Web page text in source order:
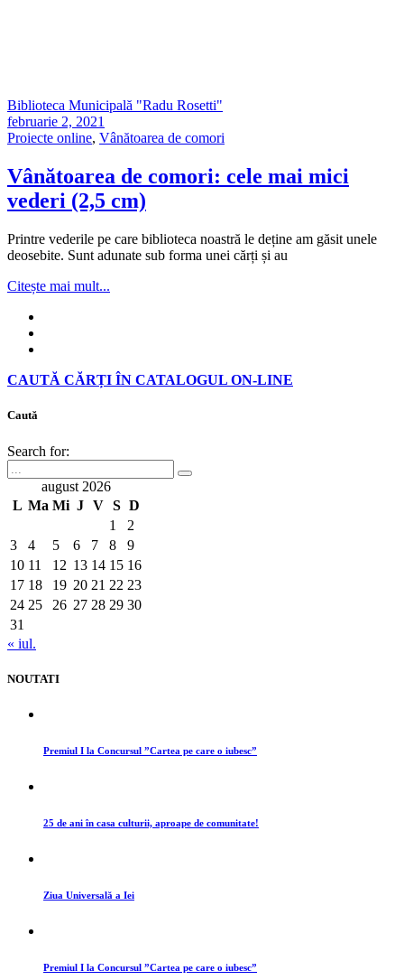
Biblioteca Municipală "Radu Rosetti"
februarie 2, 2021
Proiecte online, Vânătoarea de comori
Vânătoarea de comori: cele mai mici
vederi (2,5 cm)
Printre vederile pe care biblioteca noastră le deține am găsit unele
deosebite. Sunt adunate sub forma unei cărți și au
Citește mai mult...
CAUTĂ CĂRȚI ÎN CATALOGUL ON-LINE
Caută
Search for:
august 2026
L Ma Mi J V S D
1
2
3
4 5 6 7 8
9
10 11 12 13 14 15 16
17 18 19 20 21 22 23
24 25 26 27 28 29 30
31
« iul.
NOUTATI
Premiul I la Concursul ”Cartea pe care o iubesc”
25 de ani în casa culturii, aproape de comunitate!
Ziua Universală a Iei
Premiul I la Concursul ”Cartea pe care o iubesc”